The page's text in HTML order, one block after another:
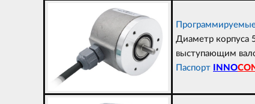
Диаметр корпуса
выступающим
Паспорт
INNO